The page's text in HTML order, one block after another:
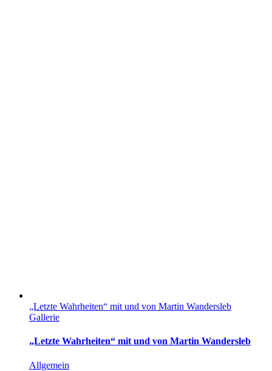
„Letzte Wahrheiten“ mit und von Martin Wandersleb
Gallerie
„Letzte Wahrheiten“ mit und von Martin Wandersleb
Allgemein